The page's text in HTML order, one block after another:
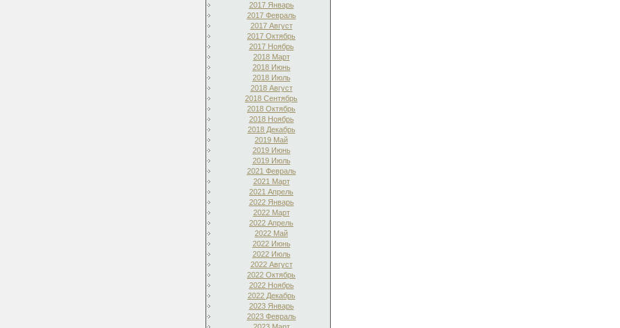
2017 Январь
2017 Февраль
2017 Август
2017 Октябрь
2017 Ноябрь
2018 Март
2018 Июнь
2018 Июль
2018 Август
2018 Сентябрь
2018 Октябрь
2018 Ноябрь
2018 Декабрь
2019 Май
2019 Июнь
2019 Июль
2021 Февраль
2021 Март
2021 Апрель
2022 Январь
2022 Март
2022 Апрель
2022 Май
2022 Июнь
2022 Июль
2022 Август
2022 Октябрь
2022 Ноябрь
2022 Декабрь
2023 Январь
2023 Февраль